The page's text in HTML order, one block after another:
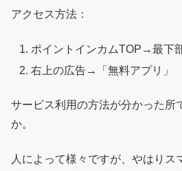
アクセス方法：
ポイントインカムTOP→最下
右上の広告→「無料アプリ」
サービス利用の方法が分かった所
か。
人によって様々ですが、やはりス